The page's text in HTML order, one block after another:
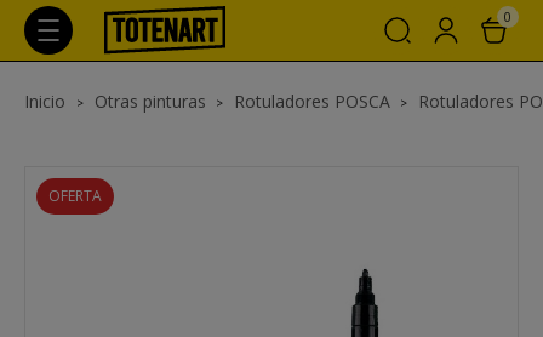
0
Inicio Otras pinturas Rotuladores POSCA Rotuladores
OFERTA